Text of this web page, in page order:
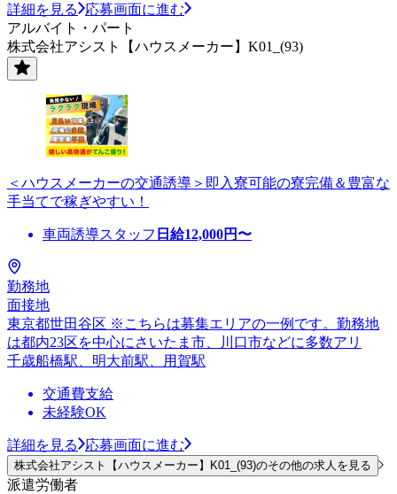
詳細を見る
応募画面に進む
アルバイト・パート
株式会社アシスト【ハウスメーカー】K01_(93)
＜ハウスメーカーの交通誘導＞即入寮可能の寮完備＆豊富な
手当てで稼ぎやすい！
車両誘導スタッフ 日給12,000円〜
勤務地
面接地
東京都世田谷区 ※こちらは募集エリアの一例です。勤務地
は都内23区を中心にさいたま市、川口市などに多数アリ
千歳船橋駅、明大前駅、用賀駅
交通費支給
未経験OK
詳細を見る 応募画面に進む
株式会社アシスト【ハウスメーカー】K01_(93)のその他の求人を見る
派遣労働者